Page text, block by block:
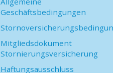
Geschäftsbedingungen
Mitgliedsdokument
Stornierungsversicherung
Haftungsausschluss